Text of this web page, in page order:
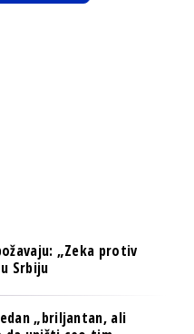
„Zeka protiv
Srbiju
„briljantan, ali